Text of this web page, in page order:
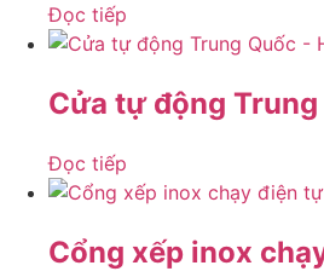
Đọc tiếp
Cửa tự động Trung
Đọc tiếp
Cổng xếp inox